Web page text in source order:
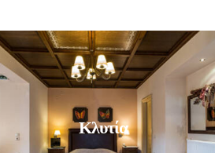
Κλυτία